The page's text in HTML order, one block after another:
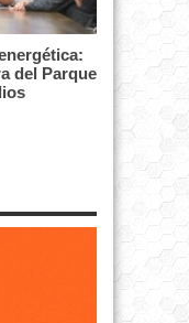
del Parque